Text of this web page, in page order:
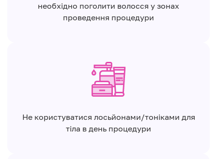
необхідно поголити волосся у зонах
проведення процедури
Не користуватися лосьйонами/тоніками для
тіла в день процедури